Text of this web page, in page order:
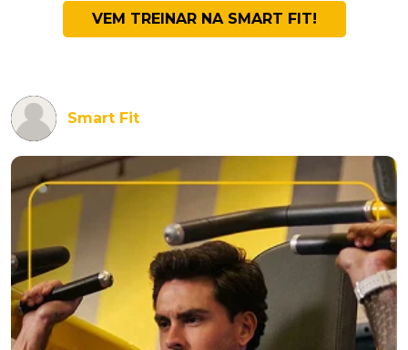
VEM TREINAR NA SMART FIT!
Smart Fit